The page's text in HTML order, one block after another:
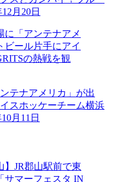
月20日
テナアメリカ」が出
スホッケーチーム横浜
月11日